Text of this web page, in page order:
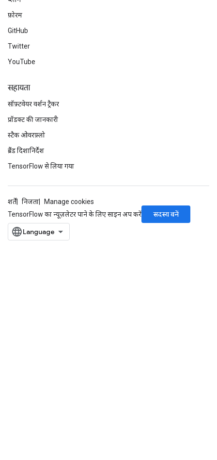
फ़ोरम
GitHub
Twitter
YouTube
सहायता
सॉफ़्टवेयर वर्शन ट्रैकर
प्रॉडक्ट की जानकारी
स्टैक ओवरफ़्लो
ब्रैंड दिशानिर्देश
TensorFlow से लिया गया
शर्तें निजता
Manage cookies
TensorFlow का न्यूज़लेटर पाने के लिए साइन अप करें
सदस्य बनें